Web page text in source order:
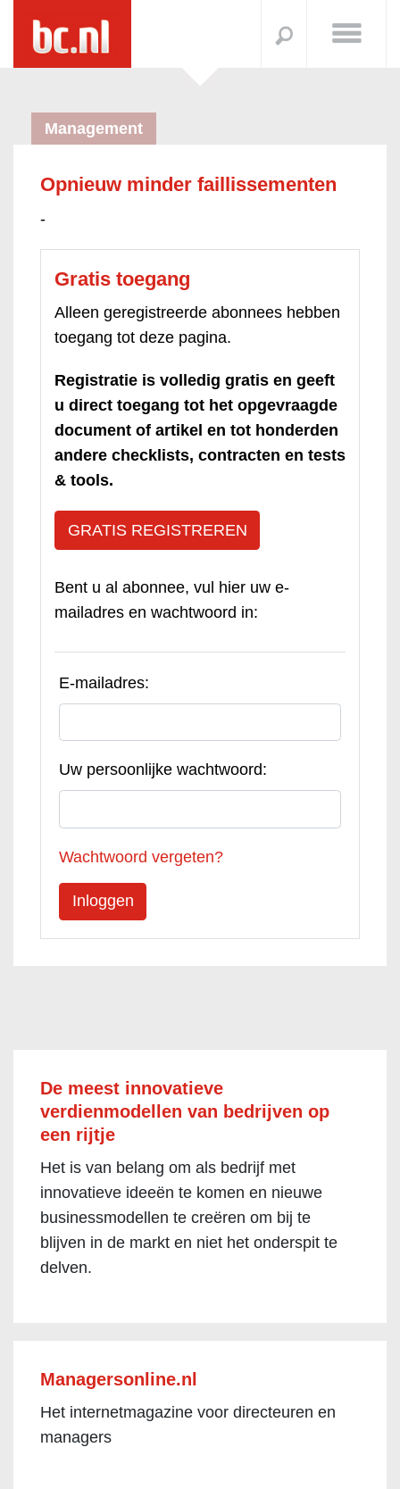
Management
Opnieuw minder faillissementen
-
Gratis toegang
Alleen geregistreerde abonnees hebben
toegang tot deze pagina.
Registratie is volledig gratis en geeft
u direct toegang tot het opgevraagde
document of artikel en tot honderden
andere checklists, contracten en tests
& tools.
GRATIS REGISTREREN
Bent u al abonnee, vul hier uw e-
mailadres en wachtwoord in:
E-mailadres:
Uw persoonlijke wachtwoord:
Wachtwoord vergeten?
De meest innovatieve
verdienmodellen van bedrijven op
een rijtje
Het is van belang om als bedrijf met
innovatieve ideeën te komen en nieuwe
businessmodellen te creëren om bij te
blijven in de markt en niet het onderspit te
delven.
Managersonline.nl
Het internetmagazine voor directeuren en
managers